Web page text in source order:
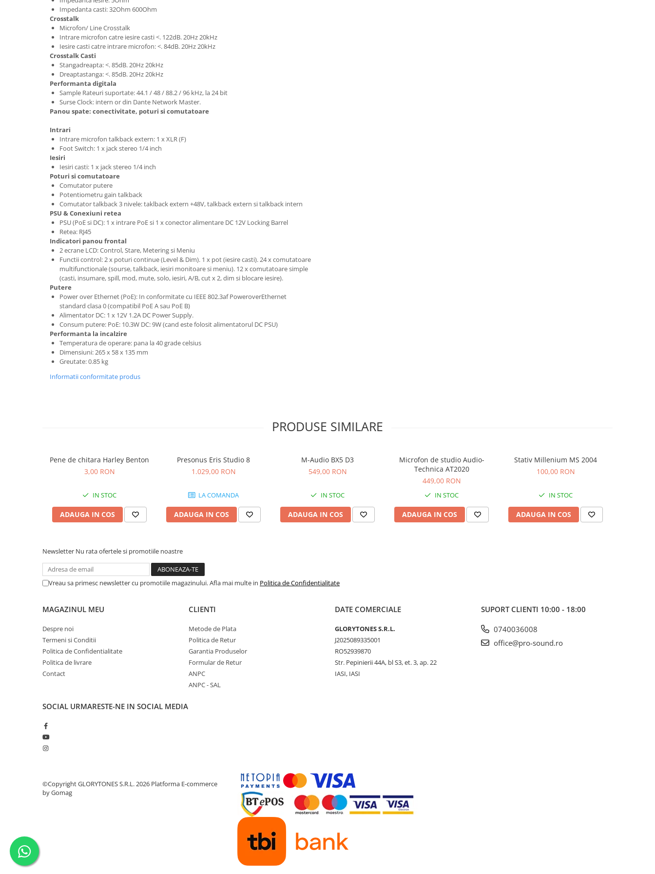
Stative si schela lumini
Instrumente Muzicale
Chitare si bass
Instrumente cu arcus
Instrumente de percutie
Instrumente de suflat
Instrumente si jucarii pentru copii
Instrumente traditionale
Accesorii Pick-up si Vinyl
Controllere MIDI - USB DAW
Genti pentru DJ
Samplere si controllere
Stative si pupitre DJ
Cabluri si conectori
Cabluri adaptoare, cabluri Y
Cabluri de boxe
Cabluri de instrumente
Cabluri de microfon
Case-uri, rack, huse si genti
Case-uri universale
Pachete si bundle
Amplificatoare de casti
Cabluri Earpad si accesorii de casti
Casti broadcast si Casti cu Microfon
Casti In ear pentru monitorizare
Casti Noise Cancelling
Casti Studio
Casti wireless / fara fir
Idei de cadouri
Impedanta casti: 32Ohm 600Ohm
Crosstalk
Microfon/ Line Crosstalk
Intrare microfon catre iesire casti <. 122dB. 20Hz 20kHz
Iesire casti catre intrare microfon: <. 84dB. 20Hz 20kHz
Crosstalk Casti
Stangadreapta: <. 85dB. 20Hz 20kHz
Dreaptastanga: <. 85dB. 20Hz 20kHz
Performanta digitala
Sample Rateuri suportate: 44.1 / 48 / 88.2 / 96 kHz, la 24 bit
Surse Clock: intern or din Dante Network Master.
Panou spate: conectivitate, poturi si comutatoare
Intrari
Intrare microfon talkback extern: 1 x XLR (F)
Foot Switch: 1 x jack stereo 1/4 inch
Iesiri
Iesiri casti: 1 x jack stereo 1/4 inch
Poturi si comutatoare
Comutator putere
Potentiometru gain talkback
Comutator talkback 3 nivele: taklback extern +48V, talkback extern si talkback intern
PSU & Conexiuni retea
PSU (PoE si DC): 1 x intrare PoE si 1 x conector alimentare DC 12V Locking Barrel
Retea: RJ45
Indicatori panou frontal
2 ecrane LCD: Control, Stare, Metering si Meniu
Functii control: 2 x poturi continue (Level & Dim). 1 x pot (iesire casti). 24 x comutatoare
multifunctionale (sourse, talkback, iesiri monitoare si meniu). 12 x comutatoare simple
(casti, insumare, spill, mod, mute, solo, iesiri, A/B, cut x 2, dim si blocare iesire).
Putere
Power over Ethernet (PoE): In conformitate cu IEEE 802.3af PoweroverEthernet
standard clasa 0 (compatibil PoE A sau PoE B)
Alimentator DC: 1 x 12V 1.2A DC Power Supply.
Consum putere: PoE: 10.3W DC: 9W (cand este folosit alimentatorul DC PSU)
Performanta la incalzire
Temperatura de operare: pana la 40 grade celsius
Dimensiuni: 265 x 58 x 135 mm
Greutate: 0.85 kg
Informatii conformitate produs
PRODUSE SIMILARE
Pene de chitara Harley Benton
3,00 RON
IN STOC
ADAUGA IN COS
Presonus Eris Studio 8
1.029,00 RON
LA COMANDA
ADAUGA IN COS
M-Audio BX5 D3
549,00 RON
IN STOC
ADAUGA IN COS
Microfon de studio Audio-
Technica AT2020
449,00 RON
IN STOC
ADAUGA IN COS
Stativ Millenium MS 2004
100,00 RON
IN STOC
ADAUGA IN COS
Newsletter Nu rata ofertele si promotiile noastre
Vreau sa primesc newsletter cu promotiile magazinului. Afla mai multe in Politica de Confidentialitate
MAGAZINUL MEU
Despre noi
Termeni si Conditii
Politica de Confidentialitate
Politica de livrare
Contact
CLIENTI
Metode de Plata
Politica de Retur
Garantia Produselor
Formular de Retur
ANPC
ANPC - SAL
DATE COMERCIALE
GLORYTONES S.R.L.
J2025089335001
RO52939870
Str. Pepinierii 44A, bl S3, et. 3, ap. 22
IASI, IASI
SUPORT CLIENTI 10:00 - 18:00
0740036008
office@pro-sound.ro
SOCIAL URMARESTE-NE IN SOCIAL MEDIA
©Copyright GLORYTONES S.R.L. 2026 Platforma E-commerce
by Gomag